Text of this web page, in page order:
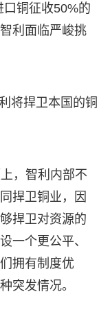
铜征收50%的
利面临严峻挑
将捍卫本国的铜
，智利内部不
捍卫铜业，因
捍卫对资源的
一个更公平、
拥有制度优
突发情况。